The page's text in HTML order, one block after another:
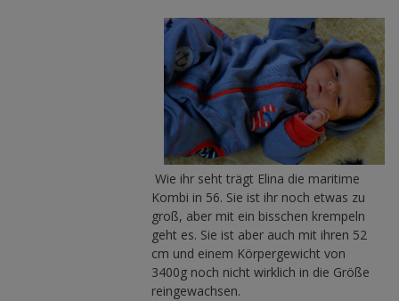
Wie ihr seht trägt Elina die maritime
Kombi in 56. Sie ist ihr noch etwas zu
groß, aber mit ein bisschen krempeln
geht es. Sie ist aber auch mit ihren 52
cm und einem Körpergewicht von
3400g noch nicht wirklich in die Größe
reingewachsen.